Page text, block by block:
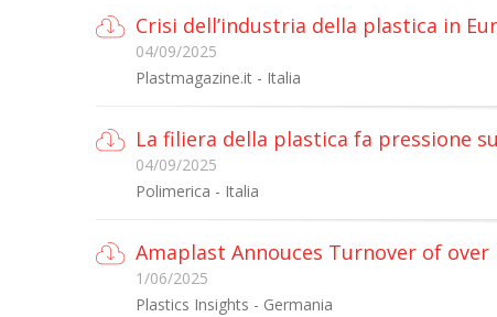
Crisi dell’industria della plastica in
04/09/2025
Plastmagazine.it - Italia
La filiera della plastica fa pressione
04/09/2025
Polimerica - Italia
Amaplast Annouces Turnover of over
1/06/2025
Plastics Insights - Germania